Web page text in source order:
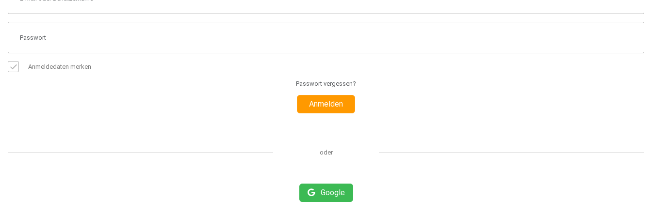
Anmeldedaten merken
Passwort vergessen?
Anmelden
oder
Google